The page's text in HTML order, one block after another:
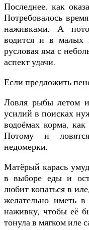
Последнее, как
Потребовалось
наживками. А
водится и в
русловая яма с
аспект удачи.
Если предложить
Ловля рыбы летом
усилий в поисках
водоёмах корма,
Потому и
недомерки.
Матёрый карась
в выборе еды и
любит копаться в
желательно иметь
наживку, чтобы её
тонула в мягком иле